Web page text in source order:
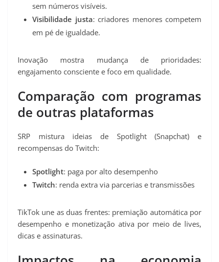
sem números visíveis.
Visibilidade justa: criadores menores competem
em pé de igualdade.
Inovação mostra mudança de prioridades:
engajamento consciente e foco em qualidade.
Comparação com programas
de outras plataformas
SRP mistura ideias de Spotlight (Snapchat) e
recompensas do Twitch:
Spotlight: paga por alto desempenho
Twitch: renda extra via parcerias e transmissões
TikTok une as duas frentes: premiação automática por
desempenho e monetização ativa por meio de lives,
dicas e assinaturas.